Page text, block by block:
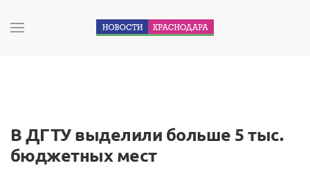
В ДГТУ выделили больше 5 тыс.
бюджетных мест